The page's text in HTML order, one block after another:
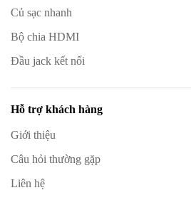
Củ sạc nhanh
Bộ chia HDMI
Đầu jack kết nối
Hỗ trợ khách hàng
Giới thiệu
Câu hỏi thường gặp
Liên hệ